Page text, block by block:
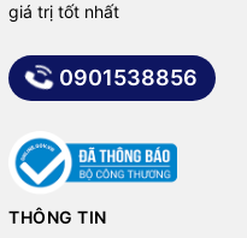
giá trị tốt nhất
0901538856
THÔNG TIN